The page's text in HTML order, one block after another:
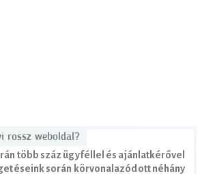
rossz weboldal?
több száz ügyféllel és ajánlatkérővel
során körvonalazódott néhány